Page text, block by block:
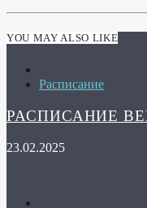
YOU MAY ALSO LIKE
Расписание
РАСПИСАНИЕ
23.02.2025